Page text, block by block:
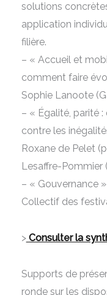
solutions
application
filière.
– « Accueil et
comment faire
Sophie Lanoote
– « Égalité, parité
contre les
Roxane de Pelet
Lesaffre-Pommier
– « Gouvernance
Collectif des
>Consulter la
Supports de
ronde sur les